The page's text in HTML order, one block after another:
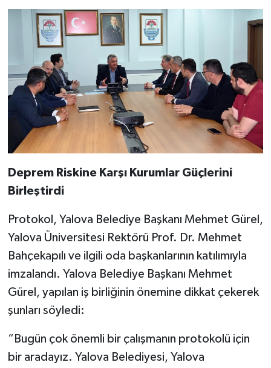
Deprem Riskine Karşı Kurumlar Güçlerini
Birleştirdi
Protokol, Yalova Belediye Başkanı Mehmet Gürel,
Yalova Üniversitesi Rektörü Prof. Dr. Mehmet
Bahçekapılı ve ilgili oda başkanlarının katılımıyla
imzalandı. Yalova Belediye Başkanı Mehmet
Gürel, yapılan iş birliğinin önemine dikkat çekerek
şunları söyledi:
“Bugün çok önemli bir çalışmanın protokolü için
bir aradayız. Yalova Belediyesi, Yalova